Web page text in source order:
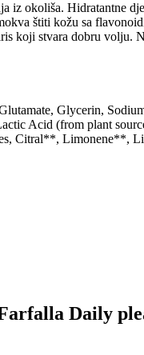
iz okoliša. Hidratantne
štiti kožu sa
koji stvara dobru volju.
Glycerin,
Acid (from plant
Citral**, Limonene**,
Daily